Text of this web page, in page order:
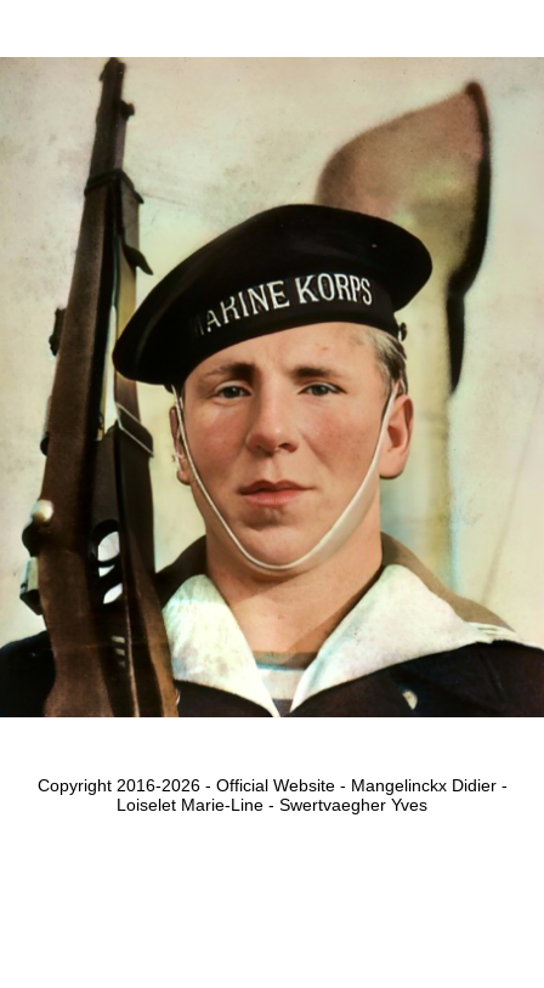
Copyright 2016-2026 - Official Website - Mangelinckx Didier -
Loiselet Marie-Line - Swertvaegher Yves